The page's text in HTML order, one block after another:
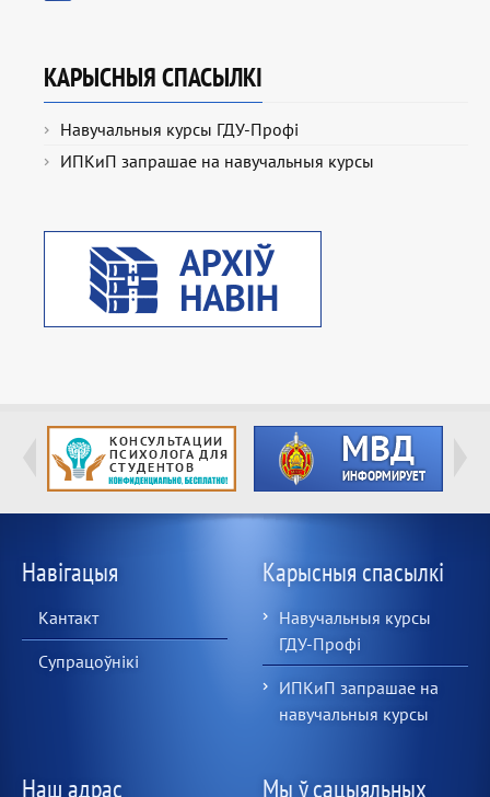
КАРЫСНЫЯ СПАСЫЛКІ
Навучальныя курсы ГДУ-Профі
ИПКиП запрашае на навучальныя курсы
Навігацыя
Кантакт
Супрацоўнікі
Карысныя спасылкі
Навучальныя курсы
ГДУ-Профі
ИПКиП запрашае на
навучальныя курсы
Наш адрас Мы ў сацыяльных